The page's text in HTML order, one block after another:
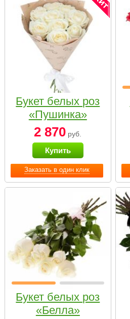
Заказать в один клик
Букет белых роз
«Пушинка»
2 870 руб.
Купить
Букет белых роз
«Белла»